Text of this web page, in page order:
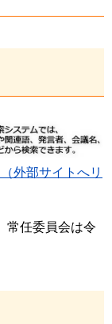
外部サイトへリ
常任委員会は令